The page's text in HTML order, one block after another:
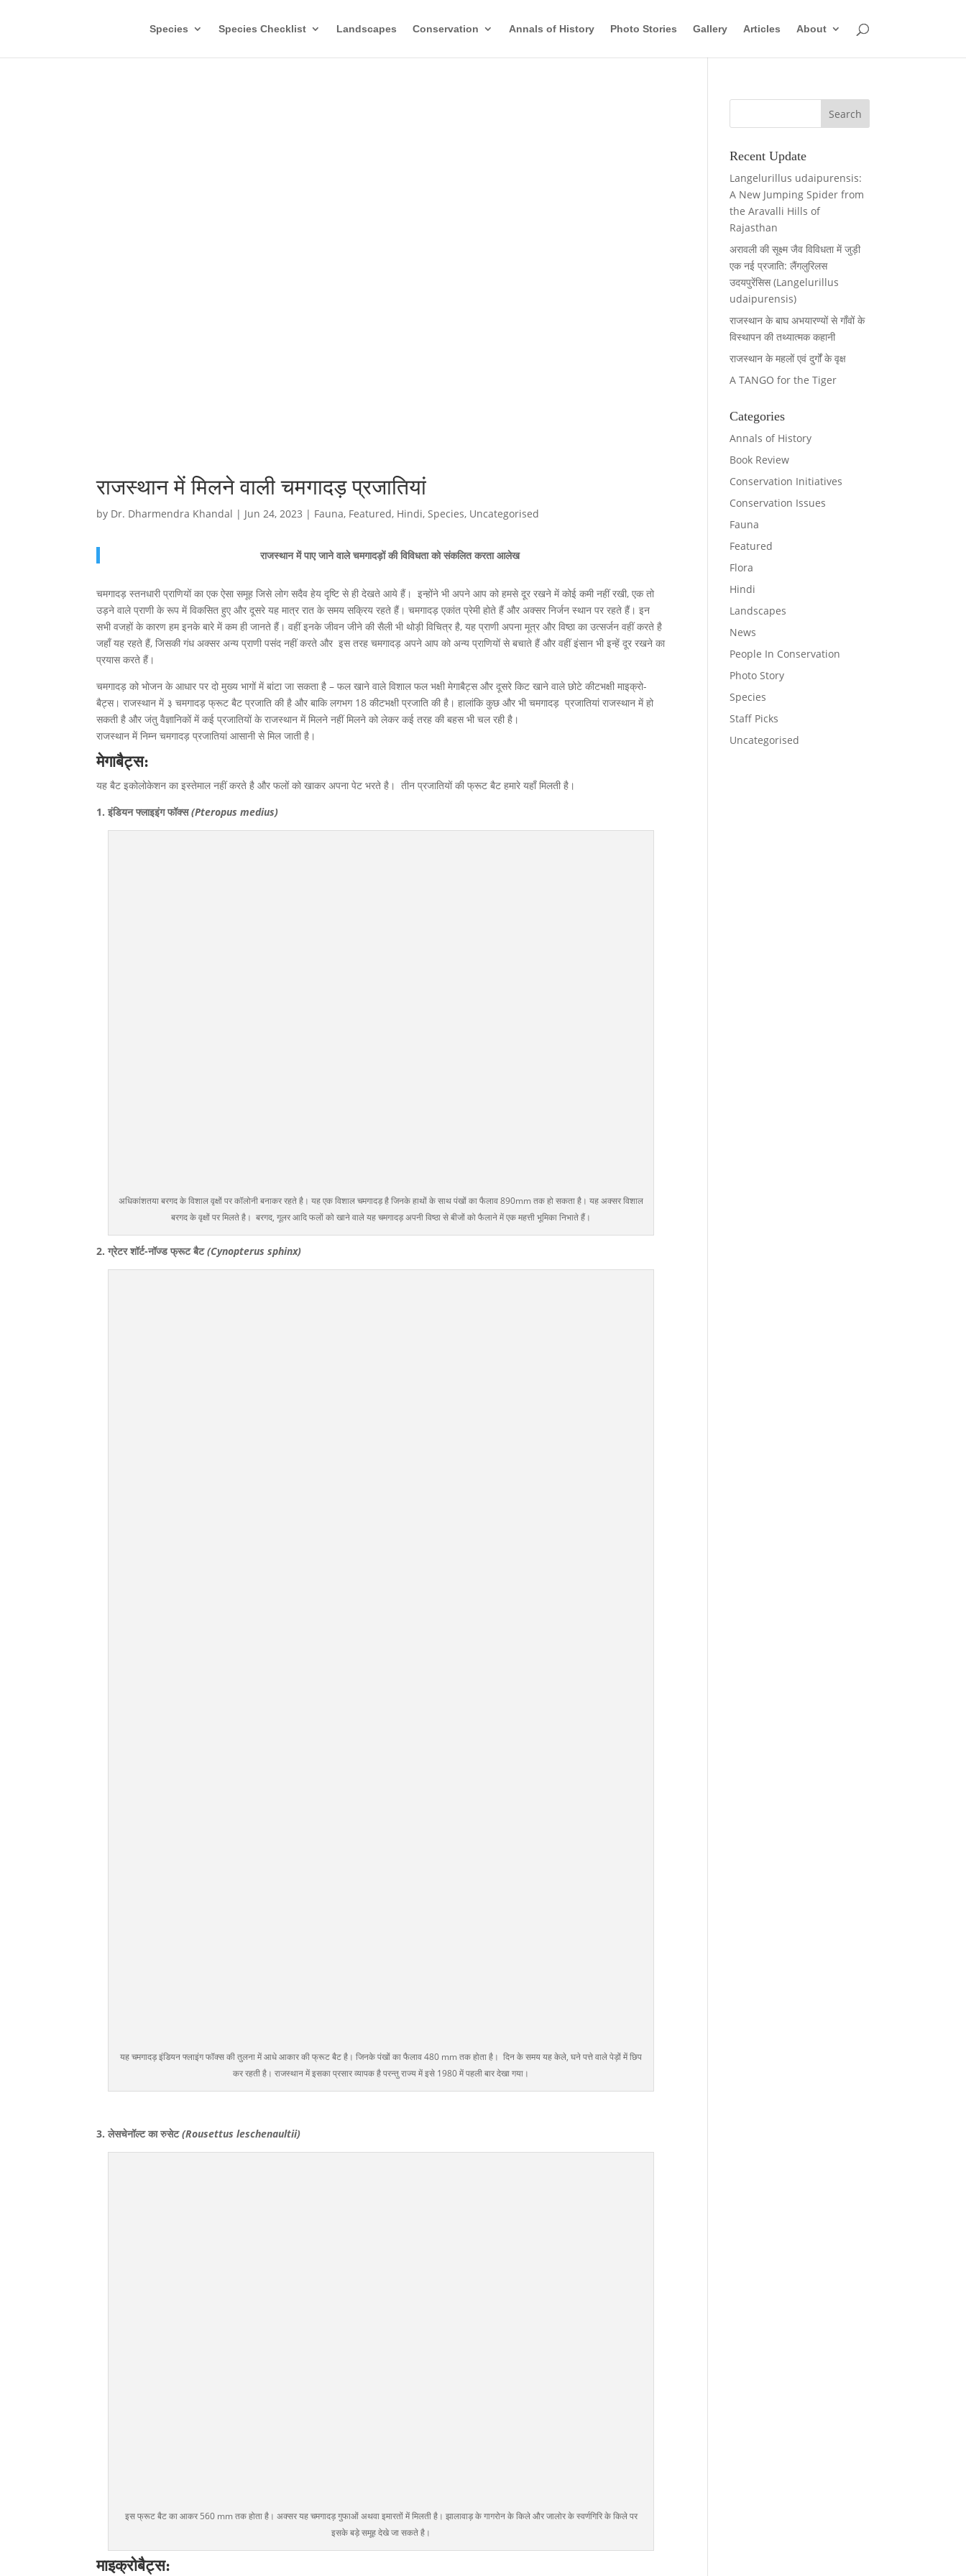
Species Species Checklist Landscapes Conservation Annals of History Photo Stories Gallery Articles About
राजस्थान में मिलने वाली चमगादड़ प्रजातियां
by Dr. Dharmendra Khandal | Jun 24, 2023 | Fauna, Featured, Hindi, Species, Uncategorised
राजस्थान में पाए जाने वाले चमगादड़ों की विविधता को संकलित करता आलेख
चमगादड़ स्तनधारी प्राणियों का एक ऐसा समूह जिसे लोग सदैव हेय दृष्टि से ही देखते आये हैं। इन्होंने भी अपने आप को हमसे दूर रखने में कोई कमी नहीं रखी, एक तो
उड़ने वाले प्राणी के रूप में विकसित हुए और दूसरे यह मात्र रात के समय सक्रिय रहते हैं। चमगादड़ एकांत प्रेमी होते हैं और अक्सर निर्जन स्थान पर रहते हैं। इन
सभी वजहों के कारण हम इनके बारे में कम ही जानते हैं। वहीं इनके जीवन जीने की सैली भी थोड़ी विचित्र है, यह प्राणी अपना मूत्र और विष्ठा का उत्सर्जन वहीं करते है
जहाँ यह रहते हैं, जिसकी गंध अक्सर अन्य प्राणी पसंद नहीं करते और इस तरह चमगादड़ अपने आप को अन्य प्राणियों से बचाते हैं और वहीं इंसान भी इन्हें दूर रखने का
प्रयास करते हैं।
चमगादड़ को भोजन के आधार पर दो मुख्य भागों में बांटा जा सकता है – फल खाने वाले विशाल फल भक्षी मेगाबैट्स और दूसरे किट खाने वाले छोटे कीटभक्षी माइक्रो-
बैट्स। राजस्थान में ३ चमगादड़ फ्रूट बैट प्रजाति की है और बाकि लगभग 18 कीटभक्षी प्रजाति की है। हालांकि कुछ और भी चमगादड़ प्रजातियां राजस्थान में हो
सकती है और जंतु वैज्ञानिकों में कई प्रजातियों के राजस्थान में मिलने नहीं मिलने को लेकर कई तरह की बहस भी चल रही है।
राजस्थान में निम्न चमगादड़ प्रजातियां आसानी से मिल जाती है।
मेगाबैट्स:
यह बैट इकोलोकेशन का इस्तेमाल नहीं करते है और फलों को खाकर अपना पेट भरते है। तीन प्रजातियों की फ्रूट बैट हमारे यहाँ मिलती है।
1. इंडियन फ्लाइइंग फॉक्स(Pteropus medius)
अधिकांशतया बरगद के विशाल वृक्षों पर कॉलोनी बनाकर रहते है। यह एक विशाल चमगादड़ है जिनके हाथों के साथ पंखों का फैलाव 890mm तक हो सकता है। यह अक्सर विशाल
बरगद के वृक्षों पर मिलते है। बरगद, गूलर आदि फलों को खाने वाले यह चमगादड़ अपनी विष्ठा से बीजों को फैलाने में एक महत्ती भूमिका निभाते हैं।
2. ग्रेटर शॉर्ट-नॉज्ड फ्रूट बैट(Cynopterus sphinx)
यह चमगादड़ इंडियन फ्लाइंग फॉक्स की तुलना में आधे आकार की फ्रूट बैट है। जिनके पंखों का फैलाव 480 mm तक होता है। दिन के समय यह केले, घने पत्ते वाले पेड़ों में छिप
कर रहती है। राजस्थान में इसका प्रसार व्यापक है परन्तु राज्य में इसे 1980 में पहली बार देखा गया।
3. लेसचेनॉल्ट का रुसेट(Rousettus leschenaultii)
इस फ्रूट बैट का आकर 560 mm तक होता है। अक्सर यह चमगादड़ गुफाओं अथवा इमारतों में मिलती है। झालावाड़ के गागरोन के किले और जालोर के स्वर्णगिरि के किले पर
इसके बड़े समूह देखे जा सकते है।
माइक्रोबैट्स:
Recent Update
Langelurillus udaipurensis:
A New Jumping Spider from
the Aravalli Hills of
Rajasthan
अरावली की सूक्ष्म जैव विविधता में जुड़ी
एक नई प्रजाति: लैंगलुरिलस
उदयपुरेंसिस (Langelurillus
udaipurensis)
राजस्थान के बाघ अभयारण्यों से गाँवों के
विस्थापन की तथ्यात्मक कहानी
राजस्थान के महलों एवं दुर्गों के वृक्ष
A TANGO for the Tiger
Categories
Annals of History
Book Review
Conservation Initiatives
Conservation Issues
Fauna
Featured
Flora
Hindi
Landscapes
News
People In Conservation
Photo Story
Species
Staff Picks
Uncategorised